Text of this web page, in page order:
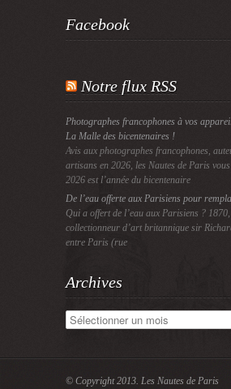
Facebook
Notre flux RSS
Photographes francophones à vos
La Malle des bicentenaires !
Avis aux photographes francophones,
artisans en 2026, les Nautes de Paris
2026 est l’année du bicentenaire
De l’eau offerte aux Parisiens pour
Qui a offert de l’eau aux Parisiens ?
collectionneur d’art britannique sir
entre Paris (rue
Archives
Archives
© Copyright 2013. Les Nautes de Paris